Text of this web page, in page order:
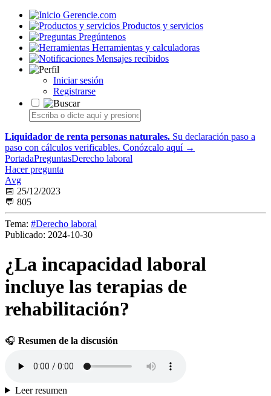
Gerencie.com
Productos y servicios
Pregúntenos
Herramientas y calculadoras
Mensajes recibidos
Iniciar sesión
Registrarse
Liquidador de renta personas naturales. Su declaración paso a
paso con cálculos verificables. Conózcalo aquí →
PortadaPreguntasDerecho laboral
Hacer pregunta
Avg
📅 25/12/2023
💬 805
Tema: #Derecho laboral
Publicado: 2024-10-30
¿La incapacidad laboral
incluye las terapias de
rehabilitación?
🎧 Resumen de la discusión
Leer resumen